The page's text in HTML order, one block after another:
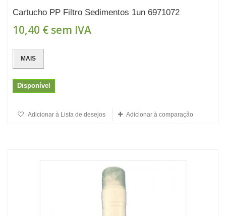
Cartucho PP Filtro Sedimentos 1un 6971072
10,40 € sem IVA
MAIS
Disponível
Adicionar à Lista de desejos Adicionar à comparação